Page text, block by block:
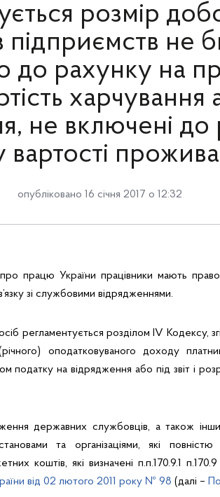
розмір
підприємств не
до рахунку на
харчування
не включені до
вартості
опубліковано 16 січня 2017 о 12:32
працю України працівники мають
зі службовими відрядженнями.
регламентується розділом IV Кодексу,
оподатковуваного доходу
податку на відрядження або під звіт і
державних службовців, а також
та організаціями, які
коштів, які визначені п.п.170.9.1
від 02 лютого 2011 року № 98 (далі –